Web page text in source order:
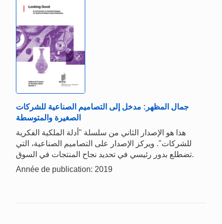
جمال المظهر: مدخل إلى التصاميم الصناعية للشركات
الصغيرة والمتوسطة
هذا هو الإصدار الثاني من سلسلة "أدلة الملكية الفكرية
للشركات". ويركز الإصدار على التصاميم الصناعية، التي
تضطلع بدور رئيسي في تحديد نجاح المنتجات في السوق.
Année de publication: 2019